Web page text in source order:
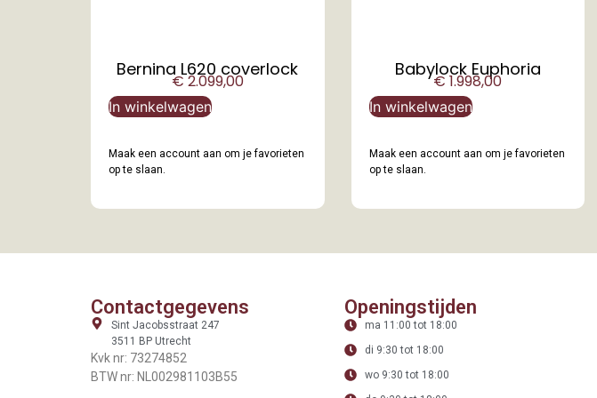
Bernina L620 coverlock
€2.099,00
In winkelwagen
Maak een account aan om je favorieten
op te slaan.
Babylock Euphoria
€1.998,00
In winkelwagen
Maak een account aan om je favorieten
op te slaan.
Contactgegevens
Sint Jacobsstraat 247
3511 BP Utrecht
Kvk nr: 73274852
BTW nr: NL002981103B55
Openingstijden
ma 11:00 tot 18:00
di 9:30 tot 18:00
wo 9:30 tot 18:00